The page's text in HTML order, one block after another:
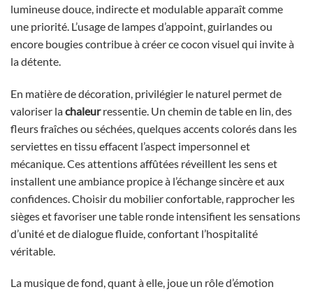
lumineuse douce, indirecte et modulable apparaît comme
une priorité. L’usage de lampes d’appoint, guirlandes ou
encore bougies contribue à créer ce cocon visuel qui invite à
la détente.
En matière de décoration, privilégier le naturel permet de
valoriser lachaleurressentie. Un chemin de table en lin, des
fleurs fraîches ou séchées, quelques accents colorés dans les
serviettes en tissu effacent l’aspect impersonnel et
mécanique. Ces attentions affûtées réveillent les sens et
installent une ambiance propice à l’échange sincère et aux
confidences. Choisir du mobilier confortable, rapprocher les
sièges et favoriser une table ronde intensifient les sensations
d’unité et de dialogue fluide, confortant l’hospitalité
véritable.
La musique de fond, quant à elle, joue un rôle d’émotion